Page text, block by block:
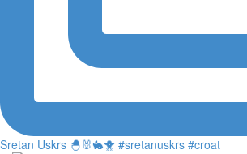
Sretan Uskrs 🐣🐰🐇🐥 #sretanuskrs #croat